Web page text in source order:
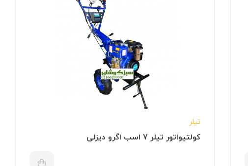
تیلر
کولتیواتور تیلر 7 اسب اگرو دیزلی